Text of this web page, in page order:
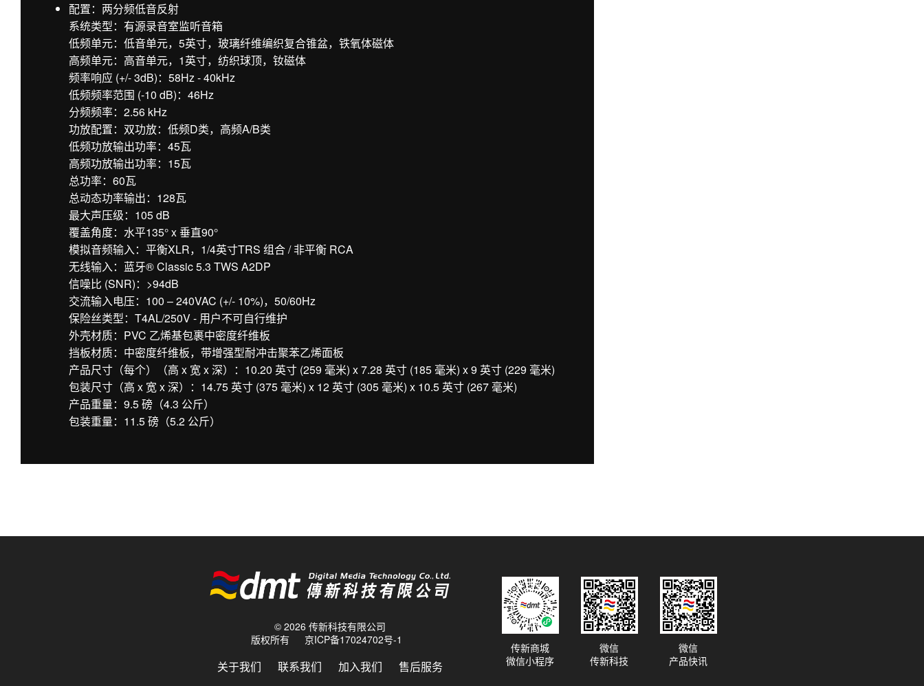
配置：两分频低音反射
系统类型：有源录音室监听音箱
低频单元：低音单元，5英寸，玻璃纤维编织复合锥盆，铁氧体磁体
高频单元：高音单元，1英寸，纺织球顶，钕磁体
频率响应 (+/- 3dB)：58Hz - 40kHz
低频频率范围 (-10 dB)：46Hz
分频频率：2.56 kHz
功放配置：双功放：低频D类，高频A/B类
低频功放输出功率：45瓦
高频功放输出功率：15瓦
总功率：60瓦
总动态功率输出：128瓦
最大声压级：105 dB
覆盖角度：水平135° x 垂直90°
模拟音频输入：平衡XLR，1/4英寸TRS 组合 / 非平衡 RCA
无线输入：蓝牙® Classic 5.3 TWS A2DP
信噪比 (SNR)：>94dB
交流输入电压：100 – 240VAC (+/- 10%)，50/60Hz
保险丝类型：T4AL/250V - 用户不可自行维护
外壳材质：PVC 乙烯基包裹中密度纤维板
挡板材质：中密度纤维板，带增强型耐冲击聚苯乙烯面板
产品尺寸（每个）（高 x 宽 x 深）：10.20 英寸 (259 毫米) x 7.28 英寸 (185 毫米) x 9 英寸 (229 毫米)
包装尺寸（高 x 宽 x 深）：14.75 英寸 (375 毫米) x 12 英寸 (305 毫米) x 10.5 英寸 (267 毫米)
产品重量：9.5 磅（4.3 公斤）
包装重量：11.5 磅（5.2 公斤）
© 2026 传新科技有限公司
版权所有
京ICP备17024702号-1
关于我们 联系我们 加入我们 售后服务
传新商城
微信小程序
微信
传新科技
微信
产品快讯